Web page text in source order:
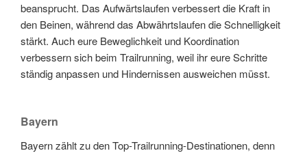
beansprucht. Das Aufwärtslaufen verbessert die Kraft in
den Beinen, während das Abwährtslaufen die Schnelligkeit
stärkt. Auch eure Beweglichkeit und Koordination
verbessern sich beim Trailrunning, weil ihr eure Schritte
ständig anpassen und Hindernissen ausweichen müsst.
Bayern
Bayern zählt zu den Top-Trailrunning-Destinationen, denn